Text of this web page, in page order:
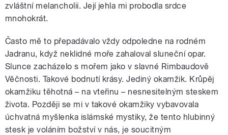
zvláštní melancholii. Její jehla mi probodla srdce
mnohokrát.
Často mě to přepadávalo vždy odpoledne na rodném
Jadranu, když neklidné moře zahaloval sluneční opar.
Slunce zacházelo s mořem jako v slavné Rimbaudově
Věčnosti. Takové bodnutí krásy. Jediný okamžik. Krůpěj
okamžiku těhotná – na vteřinu – nesnesitelným steskem
života. Později se mi v takové okamžiky vybavovala
úchvatná myšlenka islámské mystiky, že tento hlubinný
stesk je voláním božství v nás, je soucitným